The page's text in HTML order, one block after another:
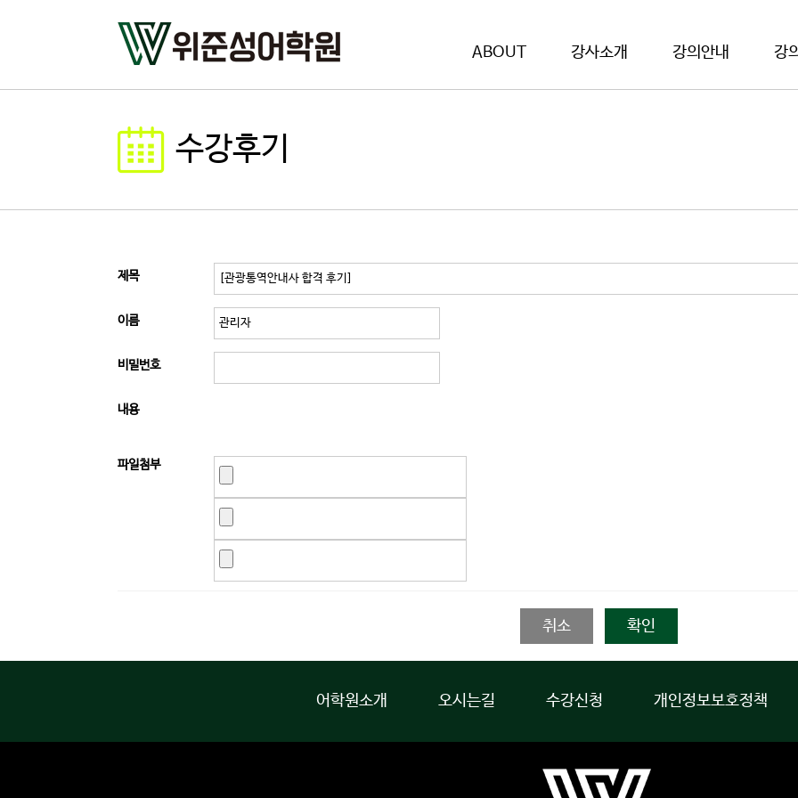
ABOUT 강사소개 강의안내 강
수강후기
제목
이름
비밀번호
내용
파일첨부
취소 확인
어학원소개 오시는길 수강신청 개인정보보호정책